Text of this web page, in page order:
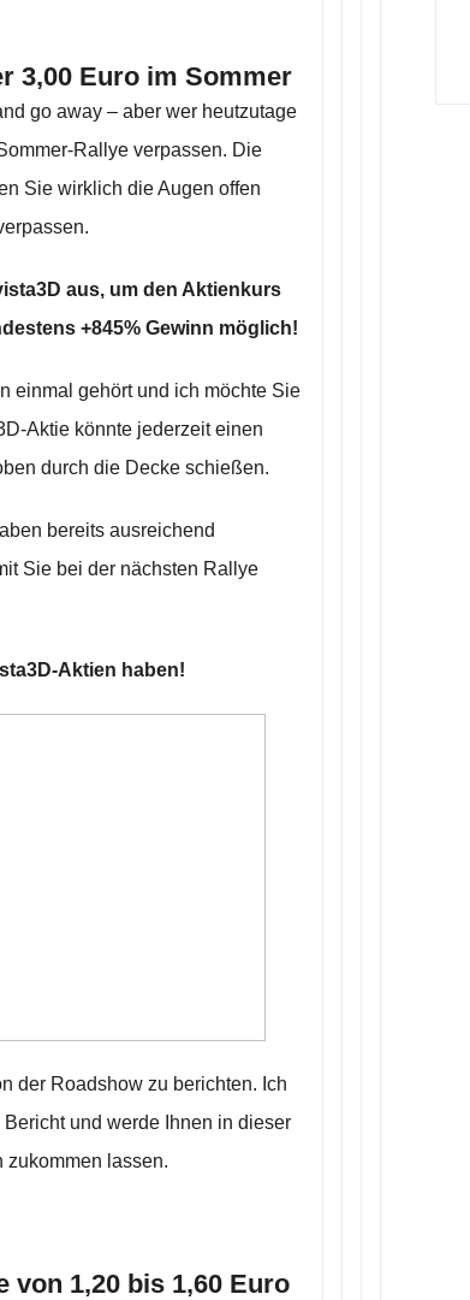
3,00 Euro im Sommer
go away – aber wer heutzutage
Rallye verpassen. Die
Sie wirklich die Augen offen
aus, um den Aktienkurs
+845% Gewinn möglich!
einmal gehört und ich möchte Sie
Aktie könnte jederzeit einen
durch die Decke schießen.
bereits ausreichend
Sie bei der nächsten Rallye
Aktien haben!
der Roadshow zu berichten. Ich
und werde Ihnen in dieser
zukommen lassen.
von 1,20 bis 1,60 Euro